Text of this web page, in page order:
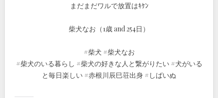
まだまだワルで放置はｷｹﾝ
柴犬なお（1歳 and 254日）
#柴犬 #柴犬なお
#柴犬のいる暮らし #柴犬の好きな人と繋がりたい #犬がいる
と毎日楽しい #赤根川辰巳荘出身 #しばいぬ